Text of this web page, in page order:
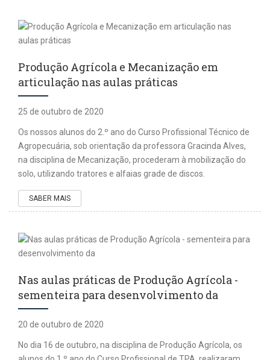
Produção Agrícola e Mecanização em
articulação nas aulas práticas
25 de outubro de 2020
Os nossos alunos do 2.º ano do Curso Profissional Técnico de
Agropecuária, sob orientação da professora Gracinda Alves,
na disciplina de Mecanização, procederam à mobilização do
solo, utilizando tratores e alfaias grade de discos.
SABER MAIS
Nas aulas práticas de Produção Agrícola -
sementeira para desenvolvimento da
20 de outubro de 2020
No dia 16 de outubro, na disciplina de Produção Agrícola, os